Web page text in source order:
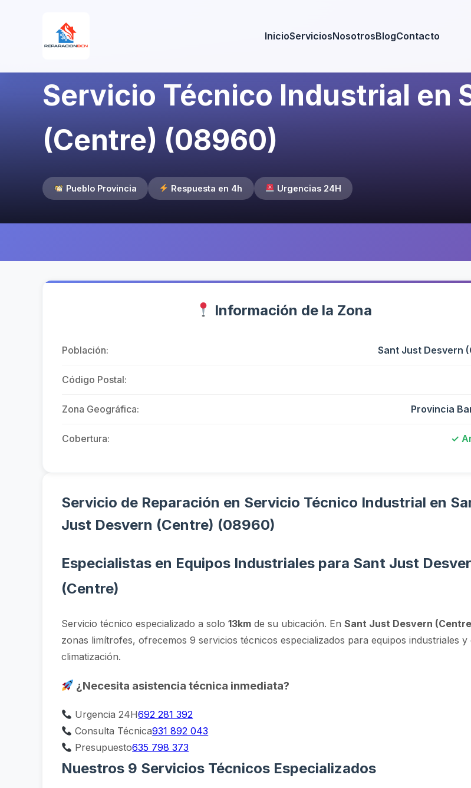
InicioServiciosNosotrosBlogContacto
Servicio Técnico Industrial en
(Centre) (08960)
Pueblo Provincia Respuesta en 4h Urgencias 24H
Información de la Zona
Población: Sant Just Desvern
Código Postal:
Zona Geográfica: Provincia
Cobertura: ✓
Servicio de Reparación en Servicio Técnico Industrial en
Just Desvern (Centre) (08960)
Especialistas en Equipos Industriales para Sant Just
(Centre)
Servicio técnico especializado a solo 13km de su ubicación. En Sant Just Desvern
zonas limítrofes, ofrecemos 9 servicios técnicos especializados para equipos industriales y
climatización.
¿Necesita asistencia técnica inmediata?
Urgencia 24H692 281 392
Consulta Técnica931 892 043
Presupuesto635 798 373
Nuestros 9 Servicios Técnicos Especializados